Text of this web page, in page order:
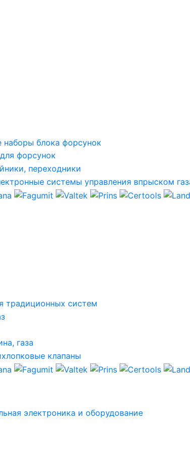
блока форсунок
форсунок
переходники
системы управления впрыском
традиционных систем
газа
клапаны
электроника и оборудование